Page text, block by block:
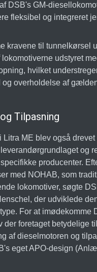
DSB's GM-
fleksibel og integreret
kravene til tunnelkørsel
udstyret
hvilket
og overholdelse af
Tilpasning
Litra ME blev også
og
producenter.
med NOHAB, som
lokomotiver, søgte
der udviklede
For at imødekomme
der foretaget betydelige
af dieselmotoren og
eget APO-design